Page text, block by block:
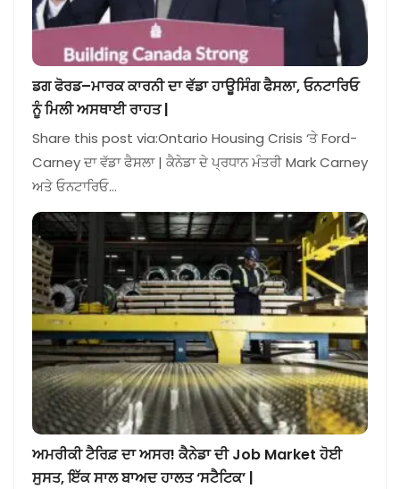
ਡਗ ਫੋਰਡ–ਮਾਰਕ ਕਾਰਨੀ ਦਾ ਵੱਡਾ ਹਾਊਸਿੰਗ ਫੈਸਲਾ, ਓਨਟਾਰਿਓ
ਨੂੰ ਮਿਲੀ ਅਸਥਾਈ ਰਾਹਤ |
Share this post via:Ontario Housing Crisis ‘ਤੇ Ford-
Carney ਦਾ ਵੱਡਾ ਫੈਸਲਾ | ਕੈਨੇਡਾ ਦੇ ਪ੍ਰਧਾਨ ਮੰਤਰੀ Mark Carney
ਅਤੇ ਓਨਟਾਰਿਓ…
ਅਮਰੀਕੀ ਟੈਰਿਫ਼ ਦਾ ਅਸਰ! ਕੈਨੇਡਾ ਦੀ Job Market ਹੋਈ
ਸੁਸਤ, ਇੱਕ ਸਾਲ ਬਾਅਦ ਹਾਲਤ ‘ਸਟੈਟਿਕ’ |